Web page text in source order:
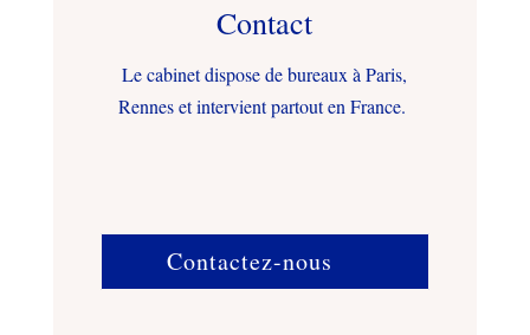
Contact
Le cabinet dispose de bureaux à Paris,
Rennes et intervient partout en France.
Contactez-nous